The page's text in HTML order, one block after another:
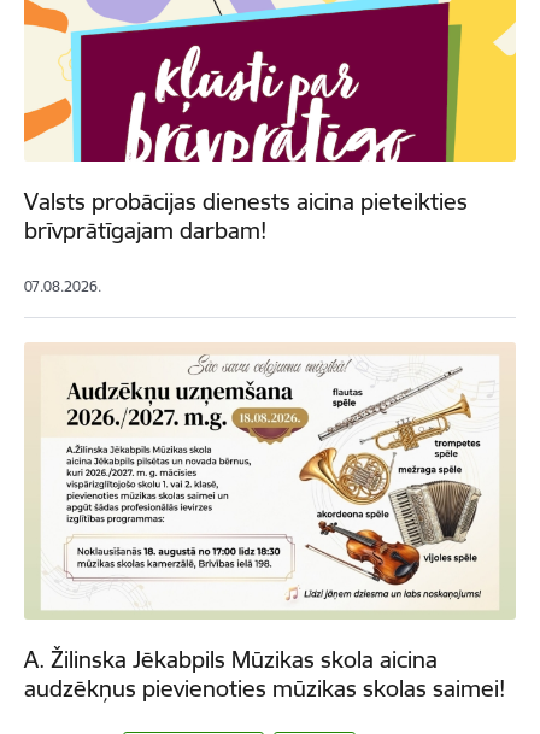
Valsts probācijas dienests aicina pieteikties
brīvprātīgajam darbam!
07.08.2026.
A. Žilinska Jēkabpils Mūzikas skola aicina
audzēkņus pievienoties mūzikas skolas saimei!